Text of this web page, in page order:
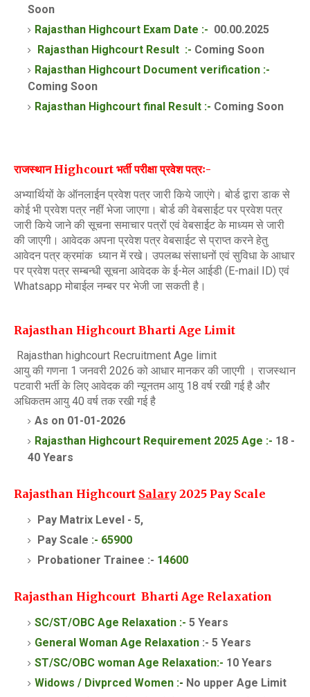
Soon
Rajasthan Highcourt Exam Date :- 00.00.2025
Rajasthan Highcourt Result :- Coming Soon
Rajasthan Highcourt Document verification :-
Coming Soon
Rajasthan Highcourt final Result :- Coming Soon
राजस्थान Highcourt भर्ती परीक्षा प्रवेश पत्रः-
अभ्यार्थियों के ऑनलाईन प्रवेश पत्र जारी किये जाएंगे। बोर्ड द्वारा डाक से
कोई भी प्रवेश पत्र नहीं भेजा जाएगा। बोर्ड की वेबसाईट पर प्रवेश पत्र
जारी किये जाने की सूचना समाचार पत्रों एवं वेबसाईट के माध्यम से जारी
की जाएगी। आवेदक अपना प्रवेश पत्र वेबसाईट से प्राप्त करने हेतु
आवेदन पत्र क्रमांक ध्यान में रखे। उपलब्ध संसाधनों एवं सुविधा के आधार
पर प्रवेश पत्र सम्बन्धी सूचना आवेदक के ई-मेल आईडी (E-mail ID) एवं
Whatsapp मोबाईल नम्बर पर भेजी जा सकती है।
Rajasthan Highcourt Bharti Age Limit
Rajasthan highcourt Recruitment Age limit
आयु की गणना 1 जनवरी 2026 को आधार मानकर की जाएगी । राजस्थान
पटवारी भर्ती के लिए आवेदक की न्यूनतम आयु 18 वर्ष रखी गई है और
अधिकतम आयु 40 वर्ष तक रखी गई है
As on 01-01-2026
Rajasthan Highcourt Requirement 2025 Age :- 18 -
40 Years
Rajasthan Highcourt Salary 2025 Pay Scale
Pay Matrix Level - 5,
Pay Scale :- 65900
Probationer Trainee :- 14600
Rajasthan Highcourt Bharti Age Relaxation
SC/ST/OBC Age Relaxation :- 5 Years
General Woman Age Relaxation :- 5 Years
ST/SC/OBC woman Age Relaxation:- 10 Years
Widows / Divprced Women :- No upper Age Limit